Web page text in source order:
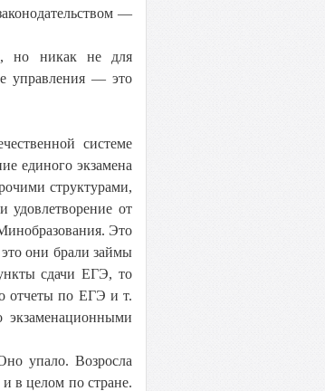
—
но никак не для
управления — это
системе
единого экзамена
структурами,
удовлетворение от
Это
они брали займы
сдачи ЕГЭ, то
отчеты по ЕГЭ и т.
экзаменационными
упало. Возросла
и в целом по стране.